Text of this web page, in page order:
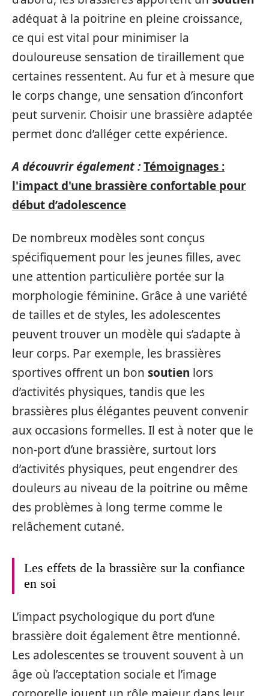
adéquat à la poitrine en pleine croissance,
ce qui est vital pour minimiser la
douloureuse sensation de tiraillement que
certaines ressentent. Au fur et à mesure que
le corps change, une sensation d’inconfort
peut survenir. Choisir une brassière adaptée
permet donc d’alléger cette expérience.
A découvrir également :Témoignages :
l'impact d'une brassière confortable pour
début d’adolescence
De nombreux modèles sont conçus
spécifiquement pour les jeunes filles, avec
une attention particulière portée sur la
morphologie féminine. Grâce à une variété
de tailles et de styles, les adolescentes
peuvent trouver un modèle qui s’adapte à
leur corps. Par exemple, les brassières
sportives offrent un bon soutien lors
d’activités physiques, tandis que les
brassières plus élégantes peuvent convenir
aux occasions formelles. Il est à noter que le
non-port d’une brassière, surtout lors
d’activités physiques, peut engendrer des
douleurs au niveau de la poitrine ou même
des problèmes à long terme comme le
relâchement cutané.
Les effets de la brassière sur la confiance
en soi
L’impact psychologique du port d’une
brassière doit également être mentionné.
Les adolescentes se trouvent souvent à un
âge où l’acceptation sociale et l’image